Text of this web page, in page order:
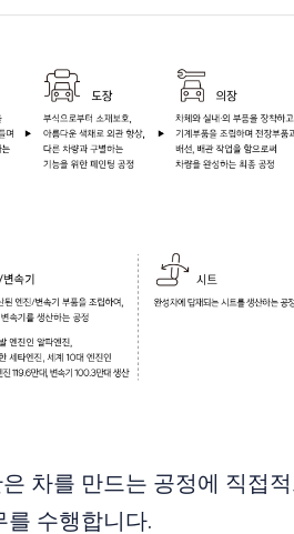
차를 만드는 공정에 직접
를 수행합니다.